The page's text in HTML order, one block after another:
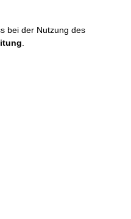
bei der Nutzung des